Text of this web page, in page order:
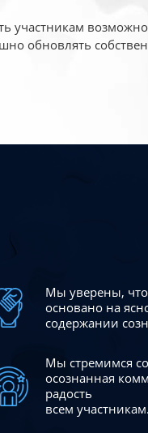
обновлять
Мы уверены,
основано на
содержании
Мы стремимся
осознанная
радость
всем участникам.